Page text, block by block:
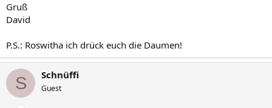
Gruß
David
P.S.: Roswitha ich drück euch die Daumen!
S Schnüffi
Guest